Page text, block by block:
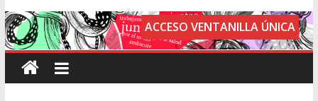
ACCESO VENTANILLA ÚNICA